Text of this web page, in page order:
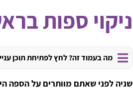
ניקוי ספות
מה בעמוד זה? לחץ לפתיחת תוכן
שניה לפני שאתם מוותרים על הספה